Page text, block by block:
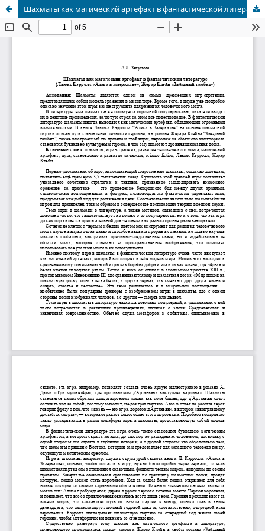
Шахматы как магический артефакт в фантастической литературе (Льюис Кэрролл «Алиса в зазеркалье», Жерар Клейн «Звёздный гамбит»)